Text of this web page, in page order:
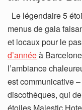
Le légendaire 5
menus de gala
et locaux pour le
d’annéeà
l’ambiance
est communicative
discothèques, qui
étoiles Majestic